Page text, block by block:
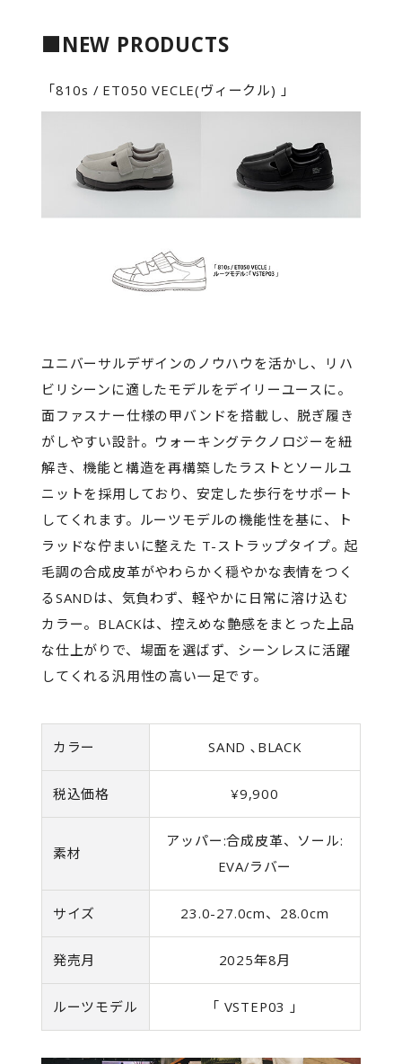
■NEW PRODUCTS
「810s / ET050 VECLE(ヴィークル) 」
ユニバーサルデザインのノウハウを活かし、リハ
ビリシーンに適したモデルをデイリーユースに。
面ファスナー仕様の甲バンドを搭載し、脱ぎ履き
がしやすい設計。ウォーキングテクノロジーを紐
解き、機能と構造を再構築したラストとソールユ
ニットを採用しており、安定した歩行をサポート
してくれます。ルーツモデルの機能性を基に、ト
ラッドな佇まいに整えた T-ストラップタイプ。起
毛調の合成皮革がやわらかく穏やかな表情をつく
るSANDは、気負わず、軽やかに日常に溶け込む
カラー。BLACKは、控えめな艶感をまとった上品
な仕上がりで、場面を選ばず、シーンレスに活躍
してくれる汎用性の高い一足です。
カラー SAND ､BLACK
税込価格 ¥9,900
素材
アッパー:合成皮革、ソール:
EVA/ラバー
サイズ 23.0-27.0cm、28.0cm
発売月 2025年8月
ルーツモデル 「 VSTEP03 」